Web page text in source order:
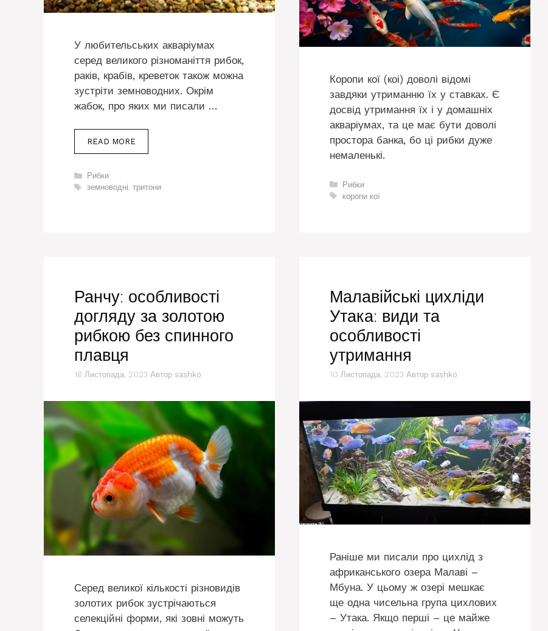
У любительських акваріумах
серед великого різноманіття рибок,
раків, крабів, креветок також можна
зустріти земноводних. Окрім
жабок, про яких ми писали …
READ MORE
Категорії
Рибки
Позначки
земноводні, тритони
Коропи кої (коі) доволі відомі
завдяки утриманню їх у ставках. Є
досвід утримання їх і у домашніх
акваріумах, та це має бути доволі
простора банка, бо ці рибки дуже
немаленькі.
Категорії
Рибки
Позначки
коропи кої
Ранчу: особливості
догляду за золотою
рибкою без спинного
плавця
18 Листопада, 2023 Автор sashko
Серед великої кількості різновидів
золотих рибок зустрічаються
селекційні форми, які зовні можуть
Малавійські цихліди
Утака: види та
особливості
утримання
10 Листопада, 2023 Автор sashko
Раніше ми писали про цихлід з
африканського озера Малаві –
Мбуна. У цьому ж озері мешкає
ще одна чисельна група цихлових
– Утака. Якщо перші – це майже